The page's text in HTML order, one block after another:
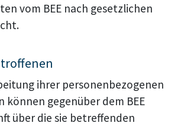
vom BEE nach gesetzlichen
ihrer personenbezogenen
können gegenüber dem BEE
über die sie betreffenden